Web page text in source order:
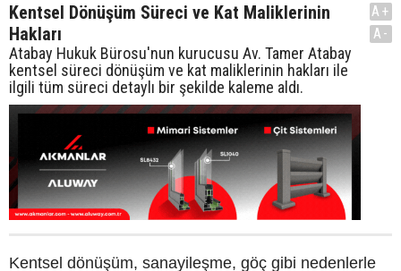
Kentsel Dönüşüm Süreci ve Kat Maliklerinin
Hakları
Atabay Hukuk Bürosu'nun kurucusu Av. Tamer Atabay
kentsel süreci dönüşüm ve kat maliklerinin hakları ile
ilgili tüm süreci detaylı bir şekilde kaleme aldı.
A+
A-
Kentsel dönüşüm, sanayileşme, göç gibi nedenlerle